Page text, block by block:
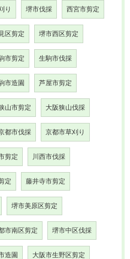
り 堺市伐採 西宮市剪定
区剪定 堺市西区剪定
市剪定 生駒市伐採
市造園 芦屋市剪定
山市剪定 大阪狭山伐採
都市伐採 京都市草刈り
剪定 川西市伐採
定 藤井寺市剪定
堺市美原区剪定
市南区剪定 堺市中区伐採
造園 大阪市生野区剪定